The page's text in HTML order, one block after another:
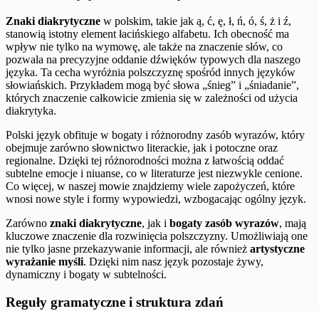
Znaki diakrytyczne w polskim, takie jak ą, ć, ę, ł, ń, ó, ś, ż i ź,
stanowią istotny element łacińskiego alfabetu. Ich obecność ma
wpływ nie tylko na wymowę, ale także na znaczenie słów, co
pozwala na precyzyjne oddanie dźwięków typowych dla naszego
języka. Ta cecha wyróżnia polszczyznę spośród innych języków
słowiańskich. Przykładem mogą być słowa „śnieg” i „śniadanie”,
których znaczenie całkowicie zmienia się w zależności od użycia
diakrytyka.
Polski język obfituje w bogaty i różnorodny zasób wyrazów, który
obejmuje zarówno słownictwo literackie, jak i potoczne oraz
regionalne. Dzięki tej różnorodności można z łatwością oddać
subtelne emocje i niuanse, co w literaturze jest niezwykle cenione.
Co więcej, w naszej mowie znajdziemy wiele zapożyczeń, które
wnosi nowe style i formy wypowiedzi, wzbogacając ogólny język.
Zarówno znaki diakrytyczne, jak i bogaty zasób wyrazów, mają
kluczowe znaczenie dla rozwinięcia polszczyzny. Umożliwiają one
nie tylko jasne przekazywanie informacji, ale również artystyczne
wyrażanie myśli. Dzięki nim nasz język pozostaje żywy,
dynamiczny i bogaty w subtelności.
Reguły gramatyczne i struktura zdań